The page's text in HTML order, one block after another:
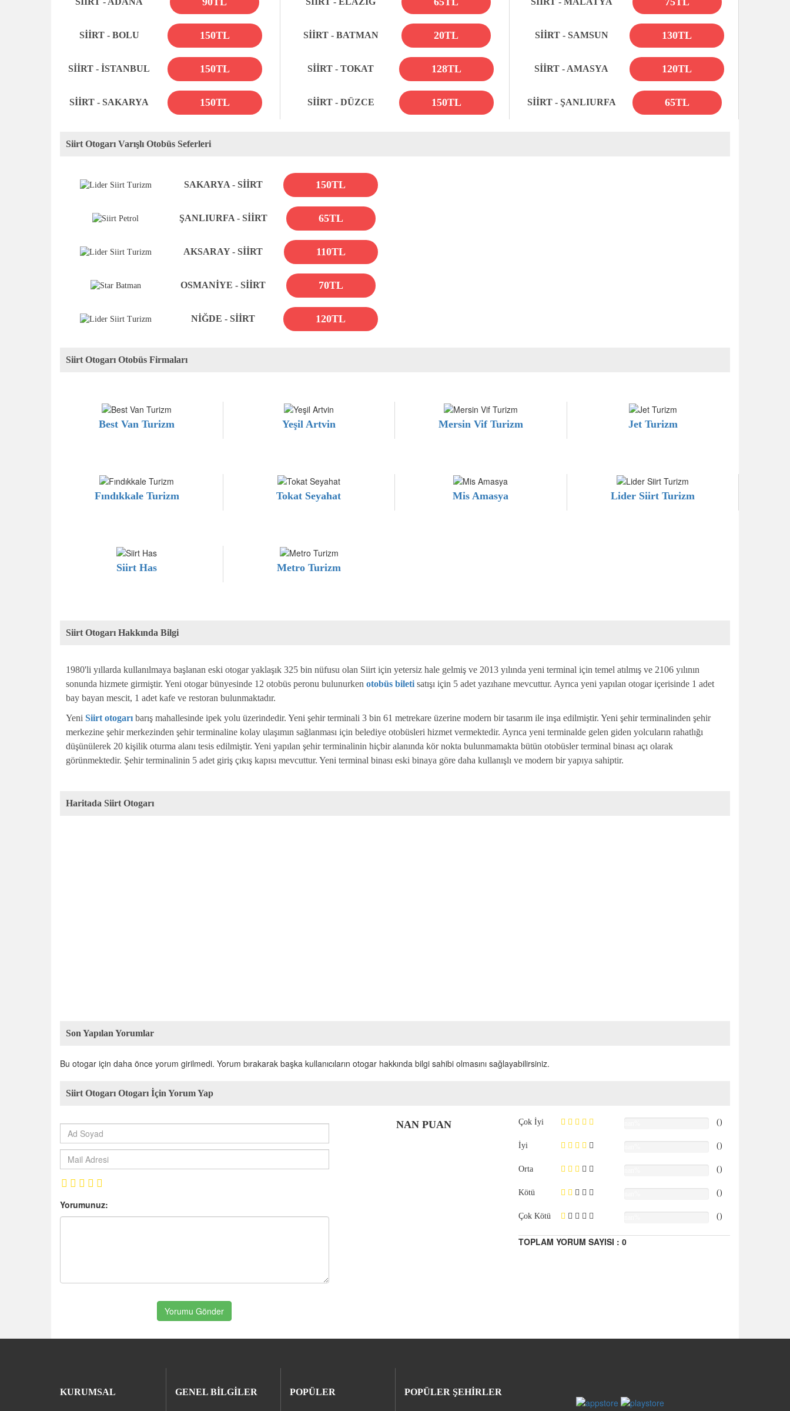
SİİRT - BOLU 150TL
SİİRT - İSTANBUL 150TL
SİİRT - SAKARYA 150TL
SİİRT - BATMAN 20TL
SİİRT - TOKAT 128TL
SİİRT - DÜZCE 150TL
SİİRT - SAMSUN 130TL
SİİRT - AMASYA 120TL
SİİRT - ŞANLIURFA 65TL
Siirt Otogarı Varışlı Otobüs Seferleri
SAKARYA - SİİRT 150TL
ŞANLIURFA - SİİRT 65TL
AKSARAY - SİİRT 110TL
OSMANİYE - SİİRT 70TL
NİĞDE - SİİRT 120TL
Siirt Otogarı Otobüs Firmaları
Best Van Turizm Yeşil Artvin Mersin Vif Turizm Jet Turizm
Fındıkkale Turizm Tokat Seyahat Mis Amasya Lider Siirt Turizm
Siirt Has Metro Turizm
Siirt Otogarı Hakkında Bilgi
1980'li yıllarda kullanılmaya başlanan eski otogar yaklaşık 325 bin nüfusu olan Siirt için yetersiz hale gelmiş ve 2013 yılında yeni terminal için temel atılmış ve 2106 yılının
sonunda hizmete girmiştir. Yeni otogar bünyesinde 12 otobüs peronu bulunurken otobüs bileti satışı için 5 adet yazıhane mevcuttur. Ayrıca yeni yapılan otogar içerisinde 1 adet
bay bayan mescit, 1 adet kafe ve restoran bulunmaktadır.
Yeni Siirt otogarı barış mahallesinde ipek yolu üzerindedir. Yeni şehir terminali 3 bin 61 metrekare üzerine modern bir tasarım ile inşa edilmiştir. Yeni şehir terminalinden şehir
merkezine şehir merkezinden şehir terminaline kolay ulaşımın sağlanması için belediye otobüsleri hizmet vermektedir. Ayrıca yeni terminalde gelen giden yolcuların rahatlığı
düşünülerek 20 kişilik oturma alanı tesis edilmiştir. Yeni yapılan şehir terminalinin hiçbir alanında kör nokta bulunmamakta bütün otobüsler terminal binası açı olarak
görünmektedir. Şehir terminalinin 5 adet giriş çıkış kapısı mevcuttur. Yeni terminal binası eski binaya göre daha kullanışlı ve modern bir yapıya sahiptir.
Haritada Siirt Otogarı
Son Yapılan Yorumlar
Bu otogar için daha önce yorum girilmedi. Yorum bırakarak başka kullanıcıların otogar hakkında bilgi sahibi olmasını sağlayabilirsiniz.
Siirt Otogarı Otogarı İçin Yorum Yap
Yorumunuz:
Yorumu Gönder
NAN PUAN Çok İyi ()
İyi ()
Orta ()
Kötü ()
Çok Kötü ()
TOPLAM YORUM SAYISI : 0
KURUMSAL GENEL BİLGİLER POPÜLER POPÜLER ŞEHİRLER